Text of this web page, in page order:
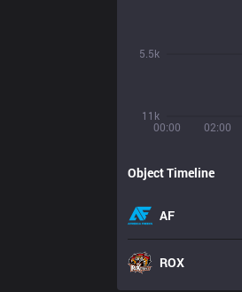
00:00 02:00
11k
5.5k
Object Timeline
AF
ROX